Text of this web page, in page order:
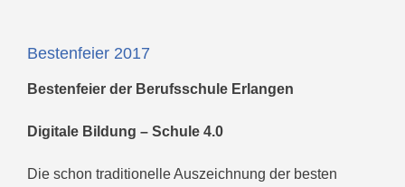
Bestenfeier 2017
Bestenfeier der Berufsschule Erlangen
Digitale Bildung – Schule 4.0
Die schon traditionelle Auszeichnung der besten